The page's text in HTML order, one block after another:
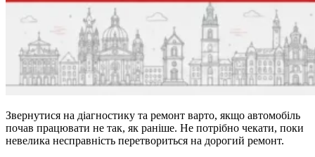
Звернутися на діагностику та ремонт варто, якщо автомобіль
почав працювати не так, як раніше. Не потрібно чекати, поки
невелика несправність перетвориться на дорогий ремонт.